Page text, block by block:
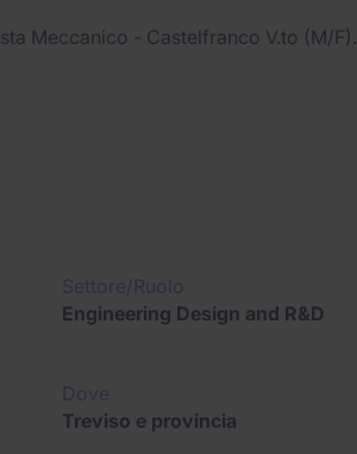
Meccanico - Castelfranco V.to (M/F).
Engineering Design and R&D
Treviso e provincia